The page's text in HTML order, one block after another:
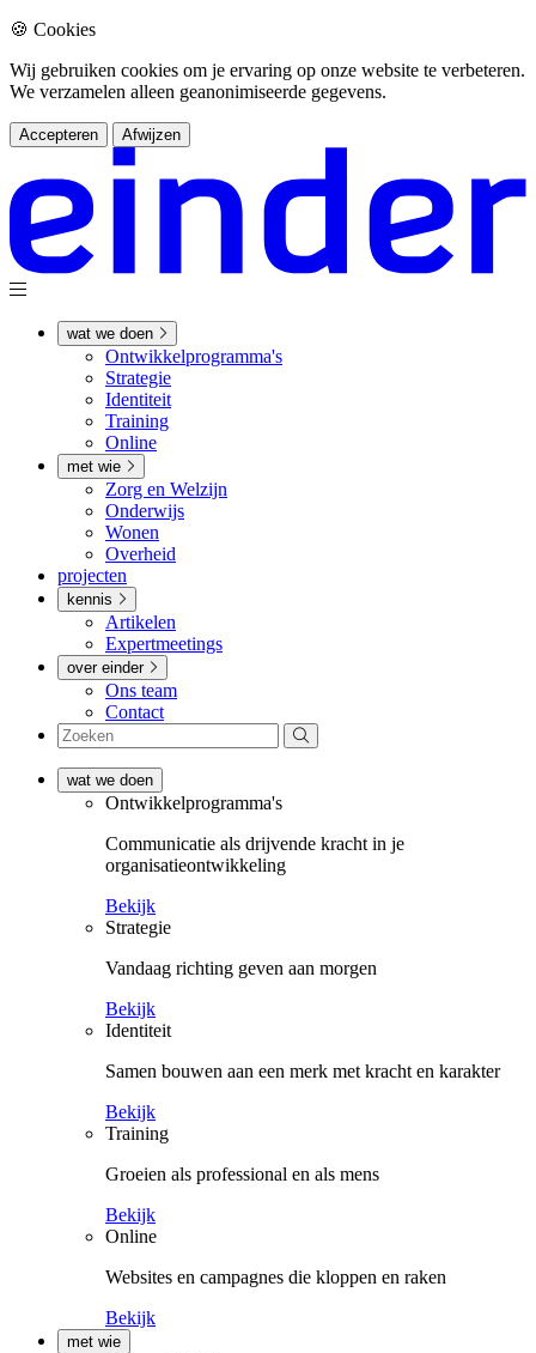
🍪 Cookies
Wij gebruiken cookies om je ervaring op onze website te verbeteren.
We verzamelen alleen geanonimiseerde gegevens.
Accepteren Afwijzen
wat we doen
Ontwikkel­­programma's
Strategie
Identiteit
Training
Online
met wie
Zorg en Welzijn
Onderwijs
Wonen
Overheid
projecten
kennis
Artikelen
Expertmeetings
over einder
Ons team
Contact
wat we doen
Ontwikkel­­programma's
Communicatie als drijvende kracht in je
organisatieontwikkeling
Bekijk
Strategie
Vandaag richting geven aan morgen
Bekijk
Identiteit
Samen bouwen aan een merk met kracht en karakter
Bekijk
Training
Groeien als professional en als mens
Bekijk
Online
Websites en campagnes die kloppen en raken
Bekijk
met wie